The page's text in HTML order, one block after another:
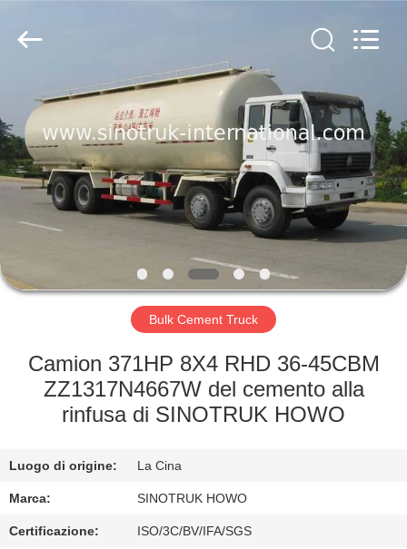
CASA.
PRODOTTI
NOI
ALLA
FABBRICA
DELLA
QUALITÀ
LTD..
Bulk Cement Truck
Camion 371HP 8X4 RHD 36-45CBM
ZZ1317N4667W del cemento alla
rinfusa di SINOTRUK HOWO
Luogo di origine: La Cina
Marca: SINOTRUK HOWO
Certificazione: ISO/3C/BV/IFA/SGS